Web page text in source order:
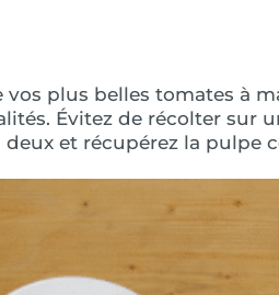
vos plus belles tomates à
Évitez de récolter sur
et récupérez la pulpe